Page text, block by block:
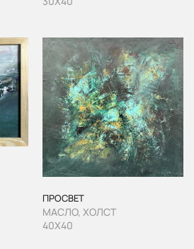
ПРОСВЕТ
МАСЛО, ХОЛСТ
40Х40